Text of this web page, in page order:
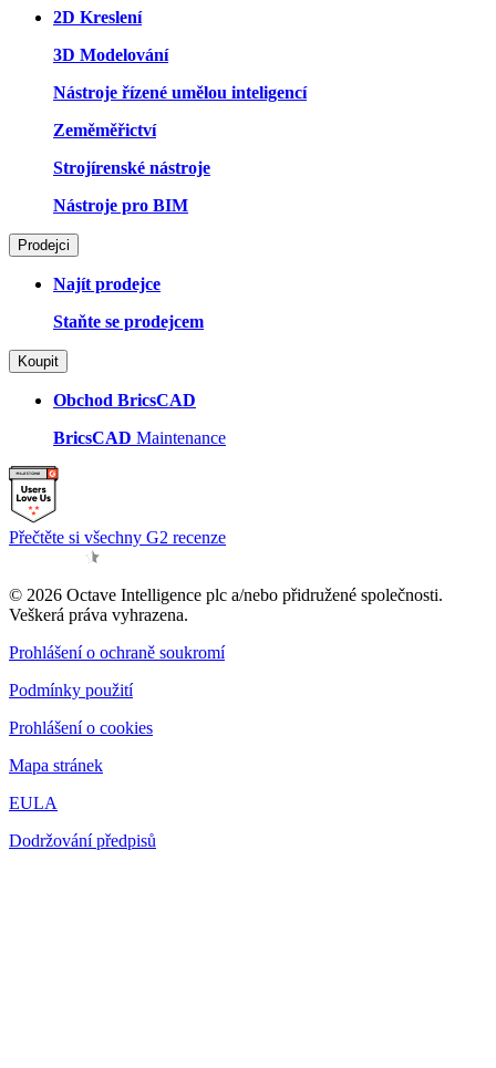
2D Kreslení
3D Modelování
Nástroje řízené umělou inteligencí
Zeměměřictví
Strojírenské nástroje
Nástroje pro BIM
Prodejci
Najít prodejce
Staňte se prodejcem
Koupit
Obchod BricsCAD
BricsCAD Maintenance
Přečtěte si všechny G2 recenze
© 2026 Octave Intelligence plc a/nebo přidružené společnosti.
Veškerá práva vyhrazena.
Prohlášení o ochraně soukromí
Podmínky použití
Prohlášení o cookies
Mapa stránek
EULA
Dodržování předpisů